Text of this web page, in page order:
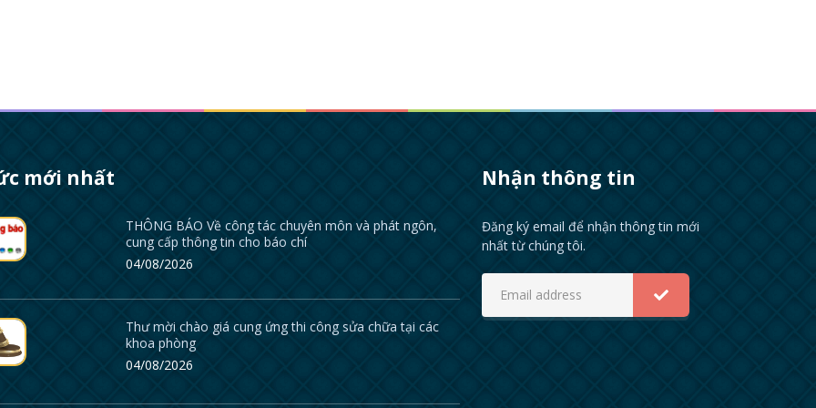
mới nhất
THÔNG BÁO Về công tác chuyên môn và phát ngôn,
cung cấp thông tin cho báo chí
04/08/2026
Thư mời chào giá cung ứng thi công sửa chữa tại các
khoa phòng
04/08/2026
Nhận thông tin
Đăng ký email để nhận thông tin mới
nhất từ chúng tôi.